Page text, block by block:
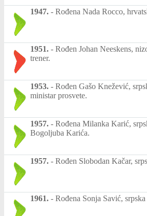
1947. - Rođena Nada Rocco,
1951. - Rođen Johan Neeskens,
trener.
1953. - Rođen Gašo Knežević,
ministar prosvete.
1957. - Rođena Milanka Karić,
Bogoljuba Karića.
1957. - Rođen Slobodan Kačar,
1961. - Rođena Sonja Savić,